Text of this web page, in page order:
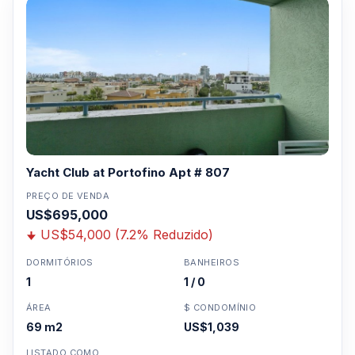
Clique aqui para mandar um emailou
5744
Para Vendas ligar no telefone no Brasil SP 11-
3957-0613
Yacht Club at Portofino Apt # 807
PREÇO DE VENDA
US$695,000
US$54,000 (7.2% Reduzido)
DORMITÓRIOS
1
BANHEIROS
1 / 0
ÁREA
69 m2
$ CONDOMÍNIO
US$1,039
LISTADO COMO